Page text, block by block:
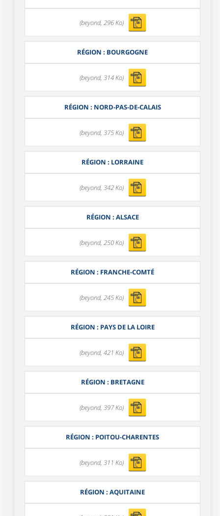
(beyond, 296 Ko)
RÉGION : BOURGOGNE
(beyond, 314 Ko)
RÉGION : NORD-PAS-DE-CALAIS
(beyond, 375 Ko)
RÉGION : LORRAINE
(beyond, 342 Ko)
RÉGION : ALSACE
(beyond, 250 Ko)
RÉGION : FRANCHE-COMTÉ
(beyond, 245 Ko)
RÉGION : PAYS DE LA LOIRE
(beyond, 421 Ko)
RÉGION : BRETAGNE
(beyond, 397 Ko)
RÉGION : POITOU-CHARENTES
(beyond, 311 Ko)
RÉGION : AQUITAINE